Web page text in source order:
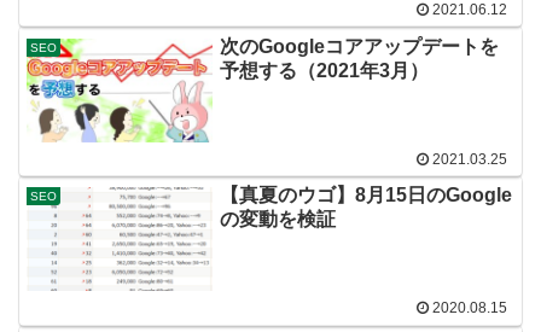
2021.06.12
SEO
次のGoogleコアアップデートを
予想する（2021年3月）
2021.03.25
SEO
【真夏のウゴ】8月15日のGoogle
の変動を検証
2020.08.15